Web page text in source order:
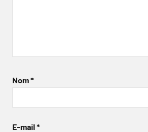
Nom*
E-mail *